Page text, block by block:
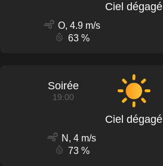
Ciel dégagé
O, 4.9 m/s
63 %
Soirée
19:00
Ciel dégagé
N, 4 m/s
73 %